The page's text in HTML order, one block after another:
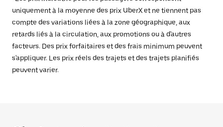
uniquement à la moyenne des prix UberX et ne tiennent pas
compte des variations liées à la zone géographique, aux
retards liés à la circulation, aux promotions ou à d'autres
facteurs. Des prix forfaitaires et des frais minimum peuvent
s'appliquer. Les prix réels des trajets et des trajets planifiés
peuvent varier.